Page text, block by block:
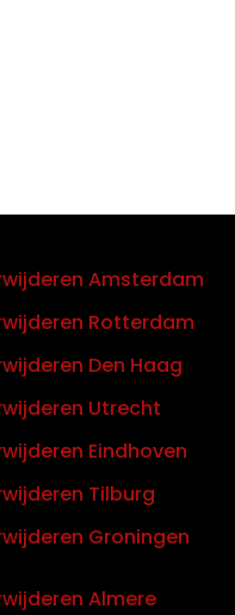
Amsterdam
Rotterdam
Den Haag
Utrecht
Eindhoven
Tilburg
Groningen
Almere